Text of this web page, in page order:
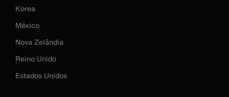
Korea
México
Nova Zelândia
Reino Unido
Estados Unidos